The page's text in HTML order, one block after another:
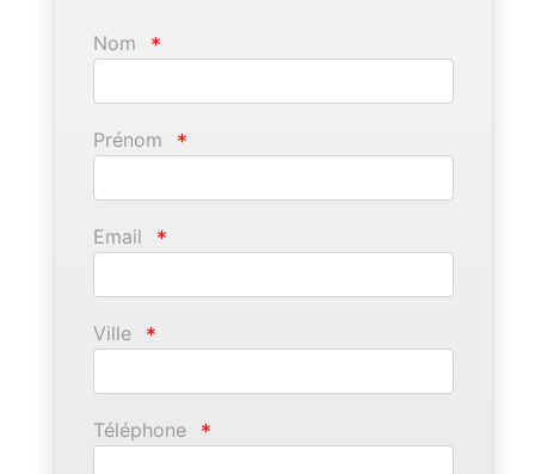
Nom *
Prénom *
Email *
Ville *
Téléphone *